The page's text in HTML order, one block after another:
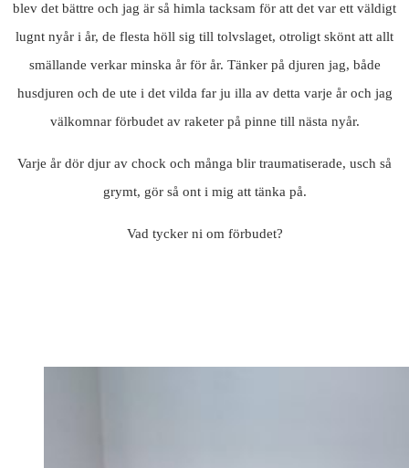
blev det bättre och jag är så himla tacksam för att det var ett väldigt
lugnt nyår i år, de flesta höll sig till tolvslaget, otroligt skönt att allt
smällande verkar minska år för år. Tänker på djuren jag, både
husdjuren och de ute i det vilda far ju illa av detta varje år och jag
välkomnar förbudet av raketer på pinne till nästa nyår.
Varje år dör djur av chock och många blir traumatiserade, usch så
grymt, gör så ont i mig att tänka på.
Vad tycker ni om förbudet?